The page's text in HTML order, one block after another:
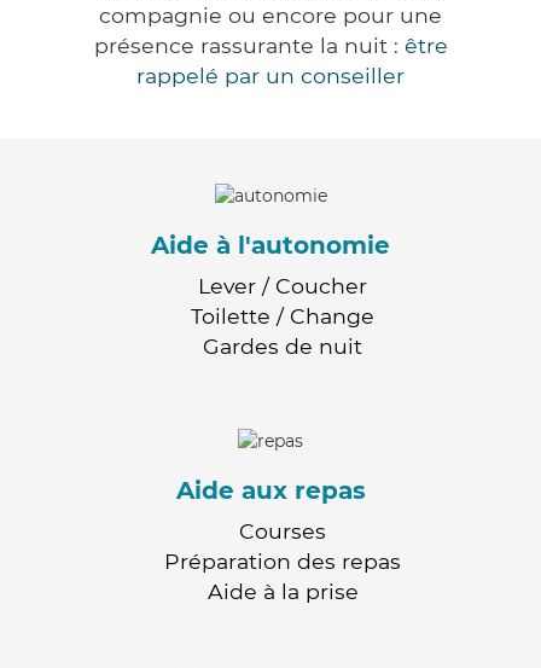
compagnie ou encore pour une
présence rassurante la nuit : être
rappelé par un conseiller
Aide à l'autonomie
Lever / Coucher
Toilette / Change
Gardes de nuit
Aide aux repas
Courses
Préparation des repas
Aide à la prise